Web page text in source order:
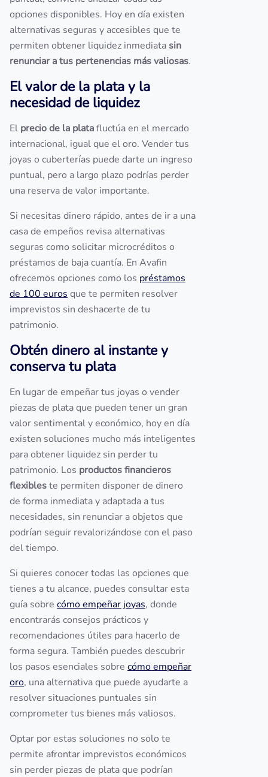
opciones disponibles. Hoy en día existen
alternativas seguras y accesibles que te
permiten obtener liquidez inmediatasin
renunciar a tus pertenencias más valiosas.
El valor de la plata y la
necesidad de liquidez
El precio de la platafluctúa en el mercado
internacional, igual que el oro. Vender tus
joyas o cuberterías puede darte un ingreso
puntual, pero a largo plazo podrías perder
una reserva de valor importante.
Si necesitas dinero rápido, antes de ir a una
casa de empeños revisa alternativas
seguras como solicitar microcréditos o
préstamos de baja cuantía. En Avafin
ofrecemos opciones como los préstamos
de 100 euros que te permiten resolver
imprevistos sin deshacerte de tu
patrimonio.
Obtén dinero al instante y
conserva tu plata
En lugar de empeñar tus joyas o vender
piezas de plata que pueden tener un gran
valor sentimental y económico, hoy en día
existen soluciones mucho más inteligentes
para obtener liquidez sin perder tu
patrimonio. Los productos financieros
flexibleste permiten disponer de dinero
de forma inmediata y adaptada a tus
necesidades, sin renunciar a objetos que
podrían seguir revalorizándose con el paso
del tiempo.
Si quieres conocer todas las opciones que
tienes a tu alcance, puedes consultar esta
guía sobre cómo empeñar joyas, donde
encontrarás consejos prácticos y
recomendaciones útiles para hacerlo de
forma segura. También puedes descubrir
los pasos esenciales sobre cómo empeñar
oro, una alternativa que puede ayudarte a
resolver situaciones puntuales sin
comprometer tus bienes más valiosos.
Optar por estas soluciones no solo te
permite afrontar imprevistos económicos
sin perder piezas de plata que podrían